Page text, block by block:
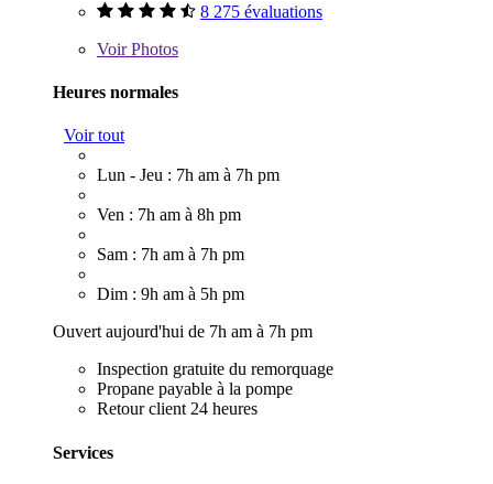
8 275 évaluations
VoirPhotos
Heures normales
Voir tout
Lun - Jeu : 7h am à 7h pm
Ven : 7h am à 8h pm
Sam : 7h am à 7h pm
Dim : 9h am à 5h pm
Ouvert aujourd'hui de 7h am à 7h pm
Inspection gratuite du remorquage
Propane payable à la pompe
Retour client 24 heures
Services